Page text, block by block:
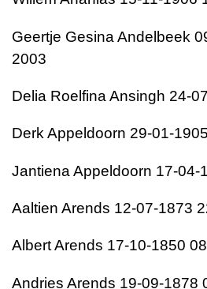
Geertje Gesina Andelbeek
2003
Delia Roelfina Ansingh 24-
Derk Appeldoorn 29-01-
Jantiena Appeldoorn 17-04-
Aaltien Arends 12-07-1873
Albert Arends 17-10-1850
Andries Arends 19-09-1878